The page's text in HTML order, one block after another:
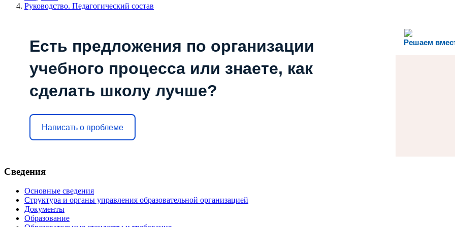
Руководство. Педагогический состав
Решаем
Есть предложения по организации
учебного процесса или знаете, как
сделать школу лучше?
Написать о проблеме
Сведения
Основные сведения
Структура и органы управления образовательной организацией
Документы
Образование